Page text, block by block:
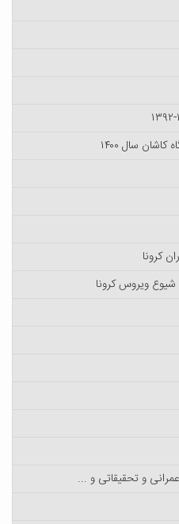
سال ۱۴۰۰
کرونا
شیوع ویروس کرونا
عمرانی و تحقیقاتی و ...